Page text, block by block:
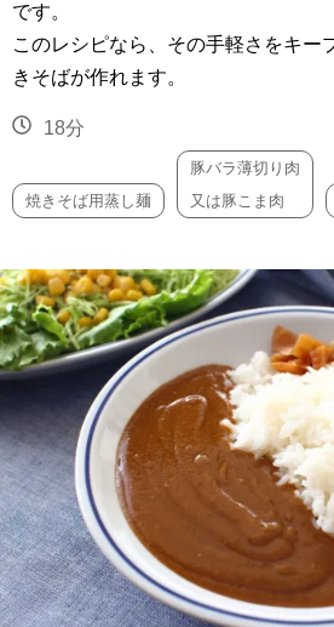
です。
このレシピなら、その手軽さをキー
きそばが作れます。
18分
焼きそば用蒸し麺
豚バラ薄切り肉
又は豚こま肉